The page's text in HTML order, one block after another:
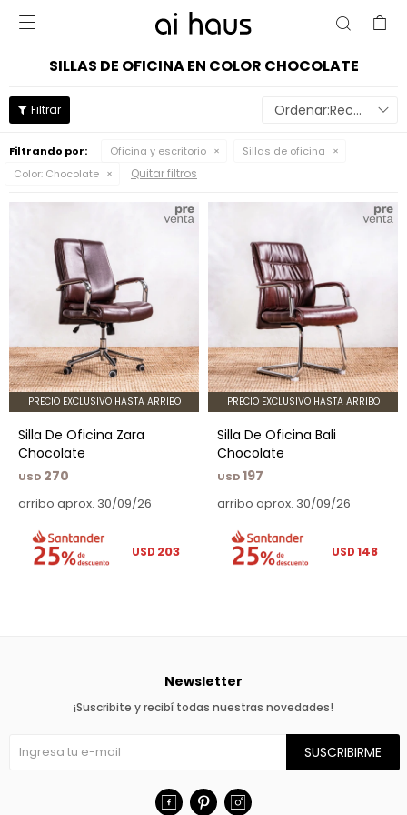

SILLAS DE OFICINA EN COLOR CHOCOLATE
Recomendados
Filtrando por: Oficina y escritorio
Sillas de oficina
Color: Chocolate Quitar filtros
PRECIO EXCLUSIVO HASTA ARRIBO
Silla De Oficina Zara
Chocolate
USD 270
arribo aprox. 30/09/26
USD 203
PRECIO EXCLUSIVO HASTA ARRIBO
Silla De Oficina Bali
Chocolate
USD197
arribo aprox. 30/09/26
USD148
Newsletter
¡Suscribite y recibí todas nuestras novedades!
SUSCRIBIRME
  